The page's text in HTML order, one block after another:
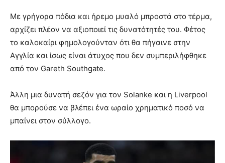
Με γρήγορα πόδια και ήρεμο μυαλό μπροστά στο τέρμα,
αρχίζει πλέον να αξιοποιεί τις δυνατότητές του. Φέτος
το καλοκαίρι φημολογούνταν ότι θα πήγαινε στην
Αγγλία και ίσως είναι άτυχος που δεν συμπεριλήφθηκε
από τον Gareth Southgate.
Άλλη μια δυνατή σεζόν για τον Solanke και η Liverpool
θα μπορούσε να βλέπει ένα ωραίο χρηματικό ποσό να
μπαίνει στον σύλλογο.